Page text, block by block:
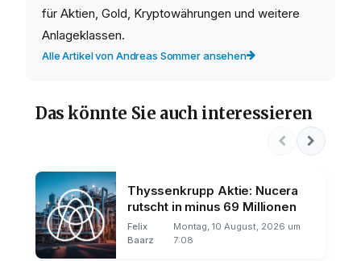
für Aktien, Gold, Kryptowährungen und weitere
Anlageklassen.
Alle Artikel von Andreas Sommer ansehen
Das könnte Sie auch interessieren
Thyssenkrupp Aktie: Nucera
rutscht in minus 69 Millionen
Felix
Baarz
Montag, 10 August, 2026 um
7:08